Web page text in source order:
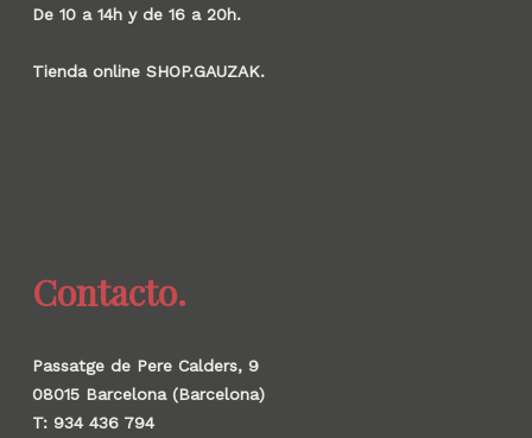
De 10 a 14h y de 16 a 20h.
Tienda online SHOP.GAUZAK.
Contacto.
Passatge de Pere Calders, 9
08015 Barcelona (Barcelona)
T: 934 436 794